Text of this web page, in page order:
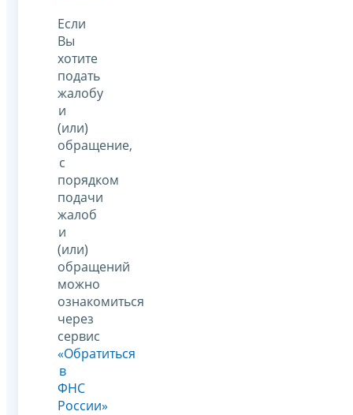
Если
Вы
хотите
подать
жалобу
и
(или)
обращение,
с
порядком
подачи
жалоб
и
(или)
обращений
можно
ознакомиться
через
сервис
«Обратиться
в
ФНС
России»